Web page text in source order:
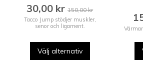
30,00 kr 150,00 kr
Tacco Jump stödjer muskler,
senor och ligament.
Välj alternativ